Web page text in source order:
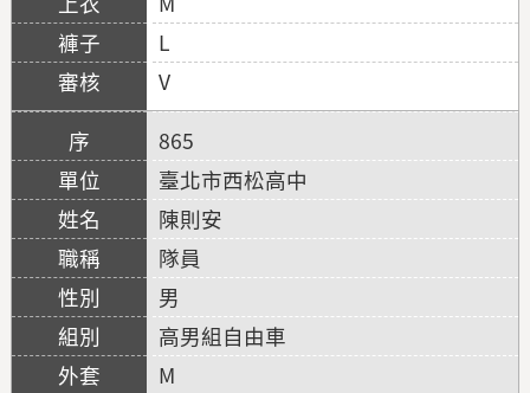
L
V
865
臺北市西松高中
陳則安
隊員
男
高男組自由車
M